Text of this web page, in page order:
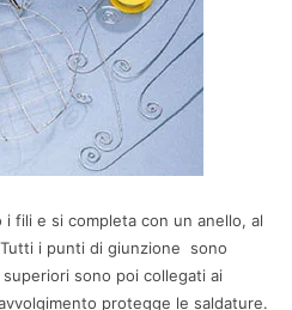
fili e si completa con un anello, al
i punti di giunzione sono
sono poi collegati ai
protegge le saldature.